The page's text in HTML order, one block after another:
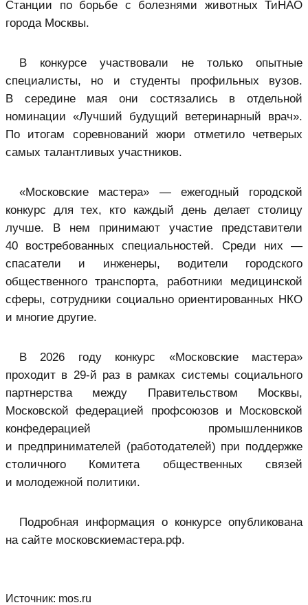
Станции по борьбе с болезнями животных ТиНАО
города Москвы.
В конкурсе участвовали не только опытные
специалисты, но и студенты профильных вузов.
В середине мая они состязались в отдельной
номинации «Лучший будущий ветеринарный врач».
По итогам соревнований жюри отметило четверых
самых талантливых участников.
«Московские мастера» — ежегодный городской
конкурс для тех, кто каждый день делает столицу
лучше. В нем принимают участие представители
40 востребованных специальностей. Среди них —
спасатели и инженеры, водители городского
общественного транспорта, работники медицинской
сферы, сотрудники социально ориентированных НКО
и многие другие.
В 2026 году конкурс «Московские мастера»
проходит в 29-й раз в рамках системы социального
партнерства между Правительством Москвы,
Московской федерацией профсоюзов и Московской
конфедерацией промышленников
и предпринимателей (работодателей) при поддержке
столичного Комитета общественных связей
и молодежной политики.
Подробная информация о конкурсе опубликована
на сайте московскиемастера.рф.
Источник: mos.ru